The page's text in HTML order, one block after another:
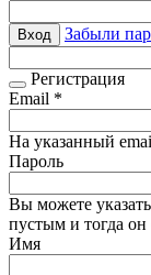
Вход Забыли
Регистрация
Email *
На указанный
Пароль
Вы можете
пустым и тогда он
Имя